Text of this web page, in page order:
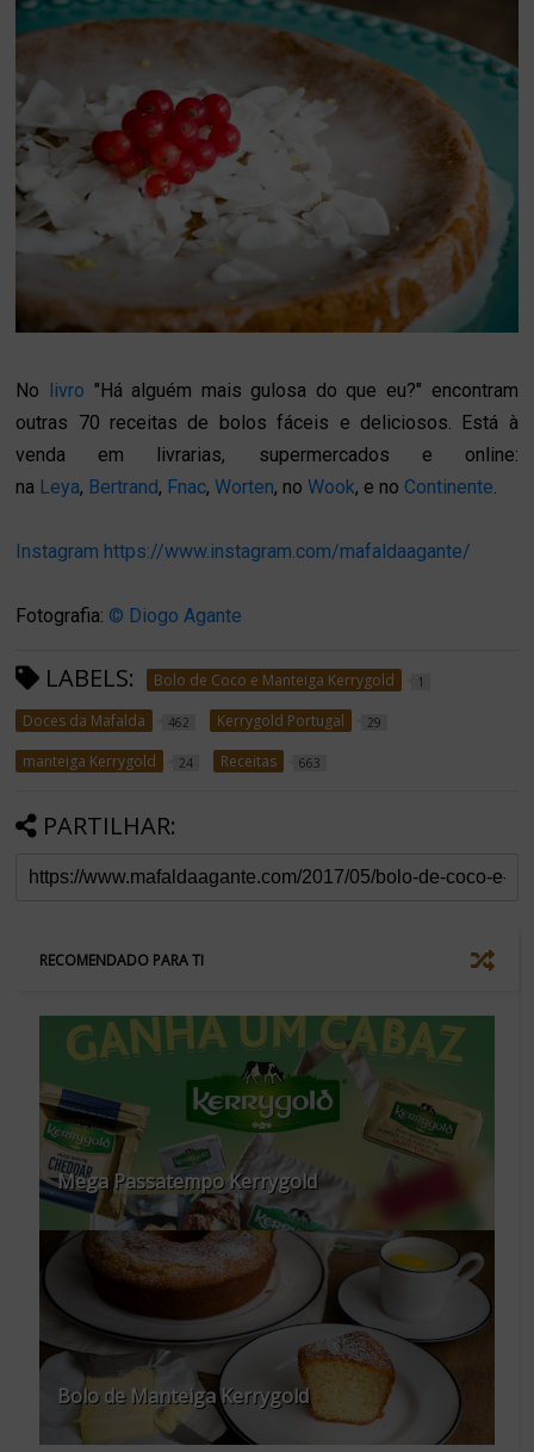
No livro "Há alguém mais gulosa do que eu?" encontram
outras 70 receitas de bolos fáceis e deliciosos. Está à
venda em livrarias, supermercados e online:
na Leya, Bertrand, Fnac,Worten, noWook, e no Continente.
Instagram https://www.instagram.com/mafaldaagante/
Fotografia: © Diogo Agante
LABELS: Bolo de Coco e Manteiga Kerrygold 1
Doces da Mafalda 462 Kerrygold Portugal 29
manteiga Kerrygold 24 Receitas 663
PARTILHAR:
RECOMENDADO PARA TI
Mega Passatempo Kerrygold
Bolo de Manteiga Kerrygold